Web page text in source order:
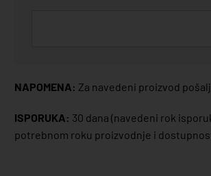
NAPOMENA: Za navedeni proizvod
ISPORUKA: 30 dana (navedeni rok
potrebnom roku proizvodnje i